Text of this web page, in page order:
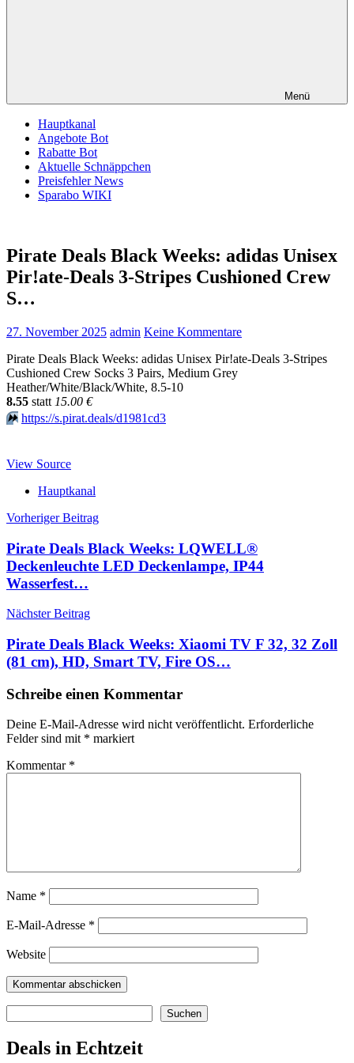
Menü
Hauptkanal
Angebote Bot
Rabatte Bot
Aktuelle Schnäppchen
Preisfehler News
Sparabo WIKI
Pirate Deals Black Weeks: adidas Unisex
Pir!ate-Deals 3-Stripes Cushioned Crew
S…
27. November 2025 admin Keine Kommentare
Pirate Deals Black Weeks: adidas Unisex Pir!ate-Deals 3-Stripes
Cushioned Crew Socks 3 Pairs, Medium Grey
Heather/White/Black/White, 8.5-10
8.55 statt 15.00 €
⏩️ https://s.pirat.deals/d1981cd3
View Source
Hauptkanal
Beitragsnavigation
Vorheriger Beitrag
Pirate Deals Black Weeks: LQWELL®
Deckenleuchte LED Deckenlampe, IP44
Wasserfest…
Nächster Beitrag
Pirate Deals Black Weeks: Xiaomi TV F 32, 32 Zoll
(81 cm), HD, Smart TV, Fire OS…
Schreibe einen Kommentar
Deine E-Mail-Adresse wird nicht veröffentlicht. Erforderliche
Felder sind mit * markiert
Kommentar *
Name *
E-Mail-Adresse *
Website
Suchen
Deals in Echtzeit